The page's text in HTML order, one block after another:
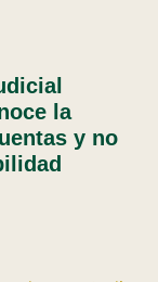
la
y no